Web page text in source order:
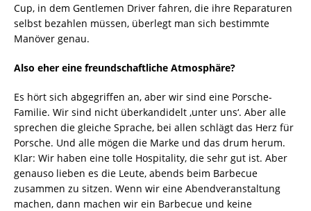
Cup, in dem Gentlemen Driver fahren, die ihre Reparaturen
selbst bezahlen müssen, überlegt man sich bestimmte
Manöver genau.
Also eher eine freundschaftliche Atmosphäre?
Es hört sich abgegriffen an, aber wir sind eine Porsche-
Familie. Wir sind nicht überkandidelt ‚unter uns‘. Aber alle
sprechen die gleiche Sprache, bei allen schlägt das Herz für
Porsche. Und alle mögen die Marke und das drum herum.
Klar: Wir haben eine tolle Hospitality, die sehr gut ist. Aber
genauso lieben es die Leute, abends beim Barbecue
zusammen zu sitzen. Wenn wir eine Abendveranstaltung
machen, dann machen wir ein Barbecue und keine